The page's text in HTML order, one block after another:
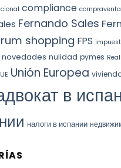
compliance compraventa
Fernando Sales
shopping FPS
novedades nulidad pymes
UE Unión Europea
в
налоги в испании